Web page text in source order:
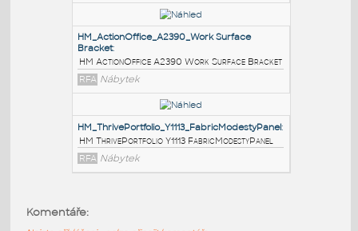
HM ThrivePortfolio Y1116 Surface-
AttachedScreen
RFA Nábytek
HM_LayoutStudio_GNSTA_GalleryPanelLeg-
HM LayoutStudio GNSTA GalleryPanelLeg-
Attached
RFA Nábytek
Komentáře: